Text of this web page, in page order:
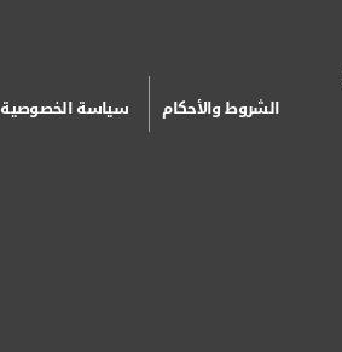
الشروط والأحكام سياسة الخصوصية